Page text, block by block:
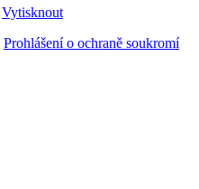
Vytisknout
Prohlášení o ochraně soukromí